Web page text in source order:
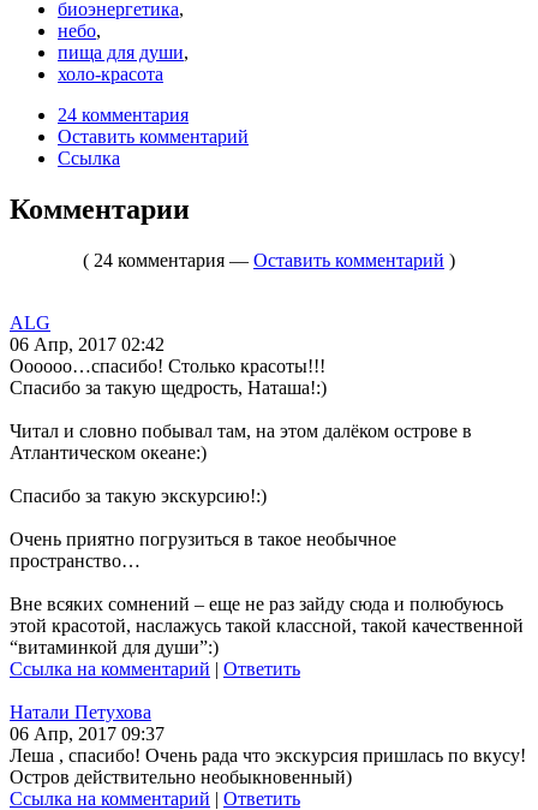
биоэнергетика,
небо,
пища для души,
холо-красота
24 комментария
Оставить комментарий
Ссылка
Комментарии
( 24 комментария — Оставить комментарий )
ALG
06 Апр, 2017 02:42
Оооооо…спасибо! Столько красоты!!!
Спасибо за такую щедрость, Наташа!:)
Читал и словно побывал там, на этом далёком острове в
Атлантическом океане:)
Спасибо за такую экскурсию!:)
Очень приятно погрузиться в такое необычное
пространство…
Вне всяких сомнений – еще не раз зайду сюда и полюбуюсь
этой красотой, наслажусь такой классной, такой качественной
“витаминкой для души”:)
Ссылка на комментарий | Ответить
Натали Петухова
06 Апр, 2017 09:37
Леша , спасибо! Очень рада что экскурсия пришлась по вкусу!
Остров действительно необыкновенный)
Ссылка на комментарий | Ответить